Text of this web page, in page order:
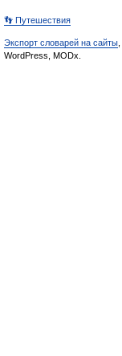
👣 Путешествия
Экспорт словарей на сайты
WordPress, MODx.